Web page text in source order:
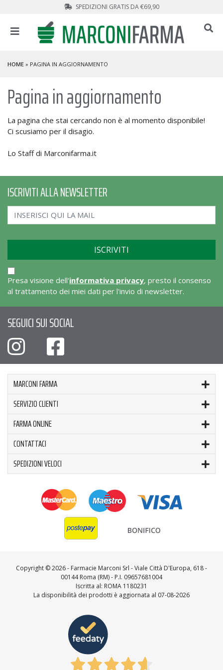
SPEDIZIONI GRATIS DA €69,90
HOME » PAGINA IN AGGIORNAMENTO
Pagina in aggiornamento
La pagina che stai cercando non è al momento disponibile!
Ci scusiamo per il disagio.
Lo Staff di Marconifarma.it
ISCRIVITI ALLA NEWSLETTER
Presa visione dell'informativa privacy, presto il consenso
al trattamento dei miei dati per l'invio di newsletter.
SEGUICI SUI SOCIAL
MARCONI FARMA
SERVIZIO CLIENTI
FARMA ONLINE
CONTATTACI
SPEDIZIONI VELOCI
Copyright ©2026 - Farmacie Marconi Srl - Viale Città D'Europa, 618 -
00144 Roma (RM) - P.I. 09657681004
Iscritta al: ROMA 1180231
La disponibilità dei prodotti è aggiornata al 07-08-2026